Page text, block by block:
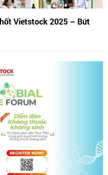
Vietstock 2025 – Bứt